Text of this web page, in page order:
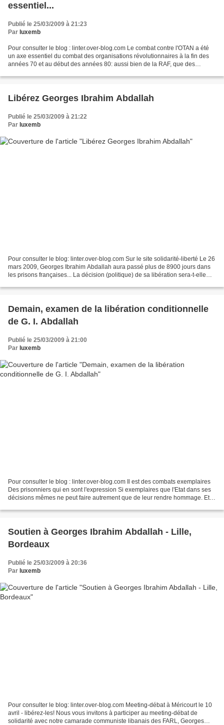
essentiel...
Publié le 25/03/2009 à 21:23
Par luxemb
Pour consulter le blog : linter.over-blog.com Le combat contre l'OTAN a été
un axe essentiel du combat des organisations révolutionnaires à la fin des
années 70 et au début des années 80: aussi bien de la RAF, que des
Libérez Georges Ibrahim Abdallah
Publié le 25/03/2009 à 21:22
Par luxemb
Pour consulter le blog: linter.over-blog.com Sur le site solidarité-liberté Le 26
mars 2009, Georges Ibrahim Abdallah aura passé plus de 8900 jours dans
les prisons françaises... La décision (politique) de sa libération sera-t-elle
Demain, examen de la libération conditionnelle
de G. I. Abdallah
Publié le 25/03/2009 à 21:00
Par luxemb
Pour consulter le blog : linter.over-blog.com Il est des combats exemplaires
Des prisonniers qui en sont l'expression Si exemplaires que l'Etat dans ses
décisions mêmes ne peut faire autrement que de leur rendre hommage. Et il
Soutien à Georges Ibrahim Abdallah - Lille,
Bordeaux
Publié le 25/03/2009 à 20:36
Par luxemb
Pour consulter le blog: linter.over-blog.com Meeting-débat à Méricourt le 10
avril - libérez-les! Nous vous invitons à participer au meeting-débat de
solidarité avec notre camarade communiste libanais des FARL, Georges